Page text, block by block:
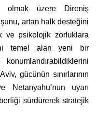
olmak üzere Direniş
artan halk desteğini
ve psikolojik zorluklara
temel alan yeni bir
gücünün sınırlarının
Netanyahu’nun uyarı
sürdürerek stratejik